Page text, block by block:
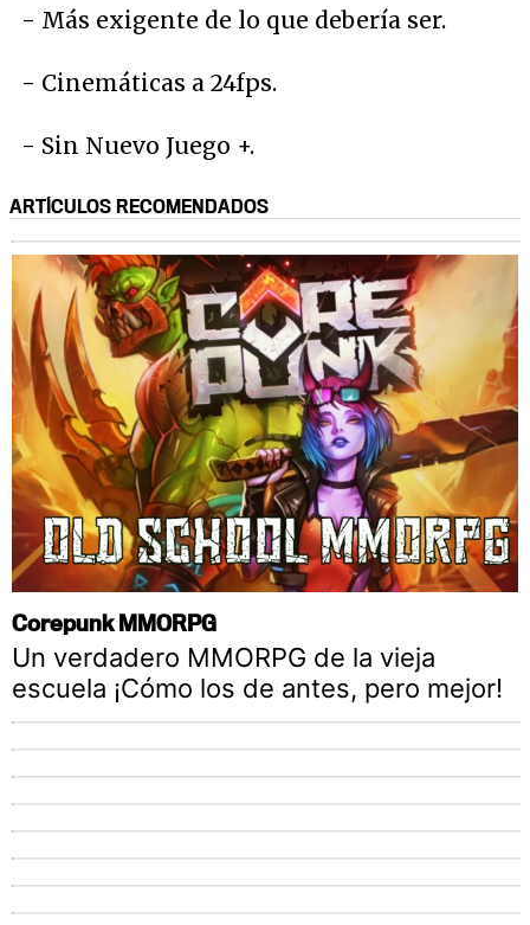
- Más exigente de lo que debería ser.
- Cinemáticas a 24fps.
- Sin Nuevo Juego +.
ARTÍCULOS RECOMENDADOS
Corepunk MMORPG
Un verdadero MMORPG de la vieja
escuela ¡Cómo los de antes, pero mejor!